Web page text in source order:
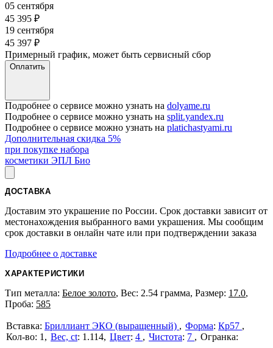
05 сентября
45 395 ₽
19 сентября
45 397 ₽
Примерный график, может быть сервисный сбор
Оплатить
Подробнее о сервисе можно узнать на dolyame.ru
Подробнее о сервисе можно узнать на split.yandex.ru
Подробнее о сервисе можно узнать на platichastyami.ru
Дополнительная скидка 5%
при покупке набора
косметики ЭПЛ Био
ДОСТАВКА
Доставим это украшение по России. Срок доставки зависит от
местонахождения выбранного вами украшения. Мы сообщим
срок доставки в онлайн чате или при подтверждении заказа
Подробнее о доставке
ХАРАКТЕРИСТИКИ
Тип металла: Белое золото, Вес: 2.54 грамма, Размер: 17.0,
Проба: 585
Бриллиант ЭКО (выращенный) Форма: Кр57
1
Вес, ct: 1.114 Цвет: 4 Чистота: 7